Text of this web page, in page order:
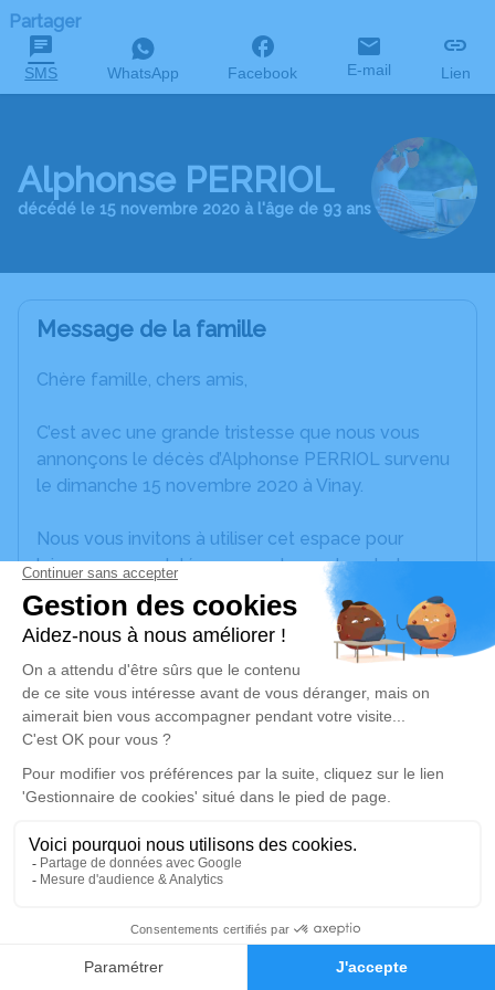
Faire-part Hommages
Partager
SMS WhatsApp Facebook E-mail Lien
Alphonse PERRIOL
décédé le 15 novembre 2020 à l'âge de 93 ans
Message de la famille
Chère famille, chers amis,
C’est avec une grande tristesse que nous vous
annonçons le décès d’Alphonse PERRIOL survenu
le dimanche 15 novembre 2020 à Vinay.
Nous vous invitons à utiliser cet espace pour
laisser vos condoléances, partager des photos
souvenirs, une anecdote ou exprimer vos pensées
à travers des poèmes ou des textes. Cet endroit
est un lieu d'expression dédié à honorer la
mémoire d’Alphonse PERRIOL.
Un service de plantation d’arbre hommage est
disponible ici.
Cérémonie religieuse
Église de Vinay
38470 Vinay